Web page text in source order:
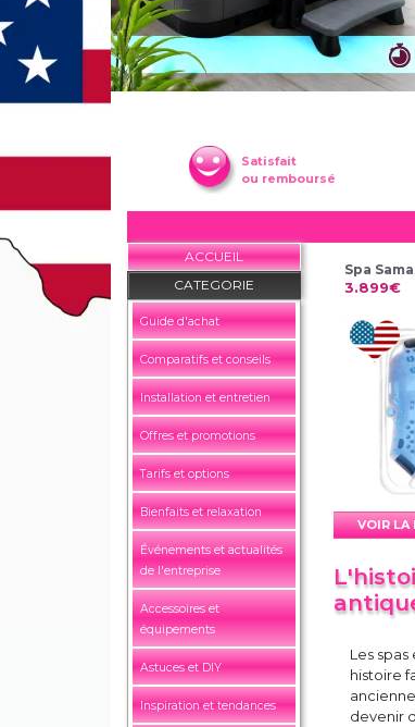
Satisfait
ou remboursé
ACCUEIL
CATEGORIE
Guide d'achat
Comparatifs et conseils
Installation et entretien
Offres et promotions
Tarifs et options
Bienfaits et relaxation
Événements et actualités
de l'entreprise
Accessoires et
équipements
Astuces et DIY
Inspiration et tendances
Spa
3.899€
VOIR LA
Les
histoire
devenir